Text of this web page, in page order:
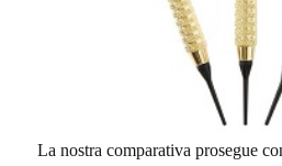
La nostra comparativa prosegue